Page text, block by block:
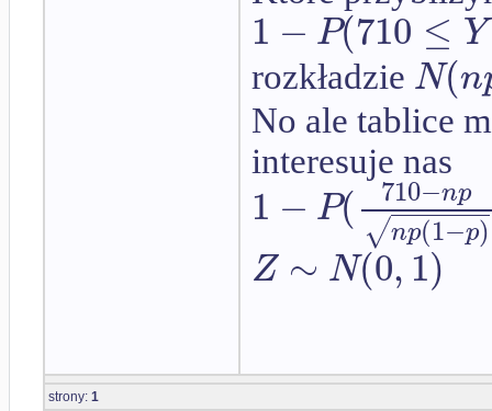
1 − P(710 ≤ Y
rozkładzie N(n
No ale tablice
interesuje nas
1 − P( 710−np
np(1−p)
√
Z ∼ N(0,1)
strony: 1